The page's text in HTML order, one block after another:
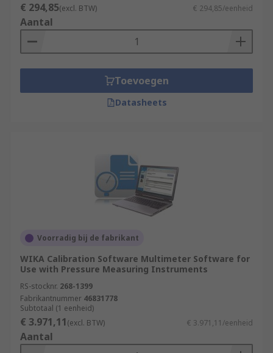
€ 294,85(excl. BTW) € 294,85/eenheid
Aantal
Toevoegen
Datasheets
Voorradig bij de fabrikant
WIKA Calibration Software Multimeter Software for
Use with Pressure Measuring Instruments
RS-stocknr. 268-1399
Fabrikantnummer 46831778
Subtotaal (1 eenheid)
€ 3.971,11(excl. BTW) € 3.971,11/eenheid
Aantal